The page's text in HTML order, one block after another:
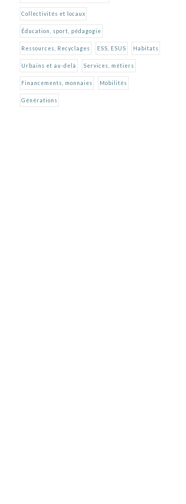
Collectivités et locaux
Éducation, sport, pédagogie
Ressources, Recyclages ESS, ESUS Habitats
Urbains et au-delà Services, métiers
Financements, monnaies Mobilités
Générations